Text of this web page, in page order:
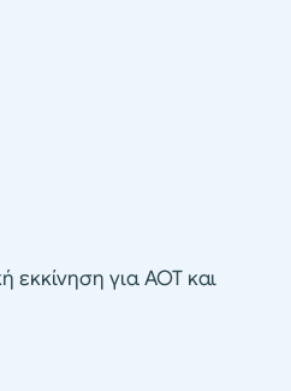
εκκίνηση για ΑΟΤ και